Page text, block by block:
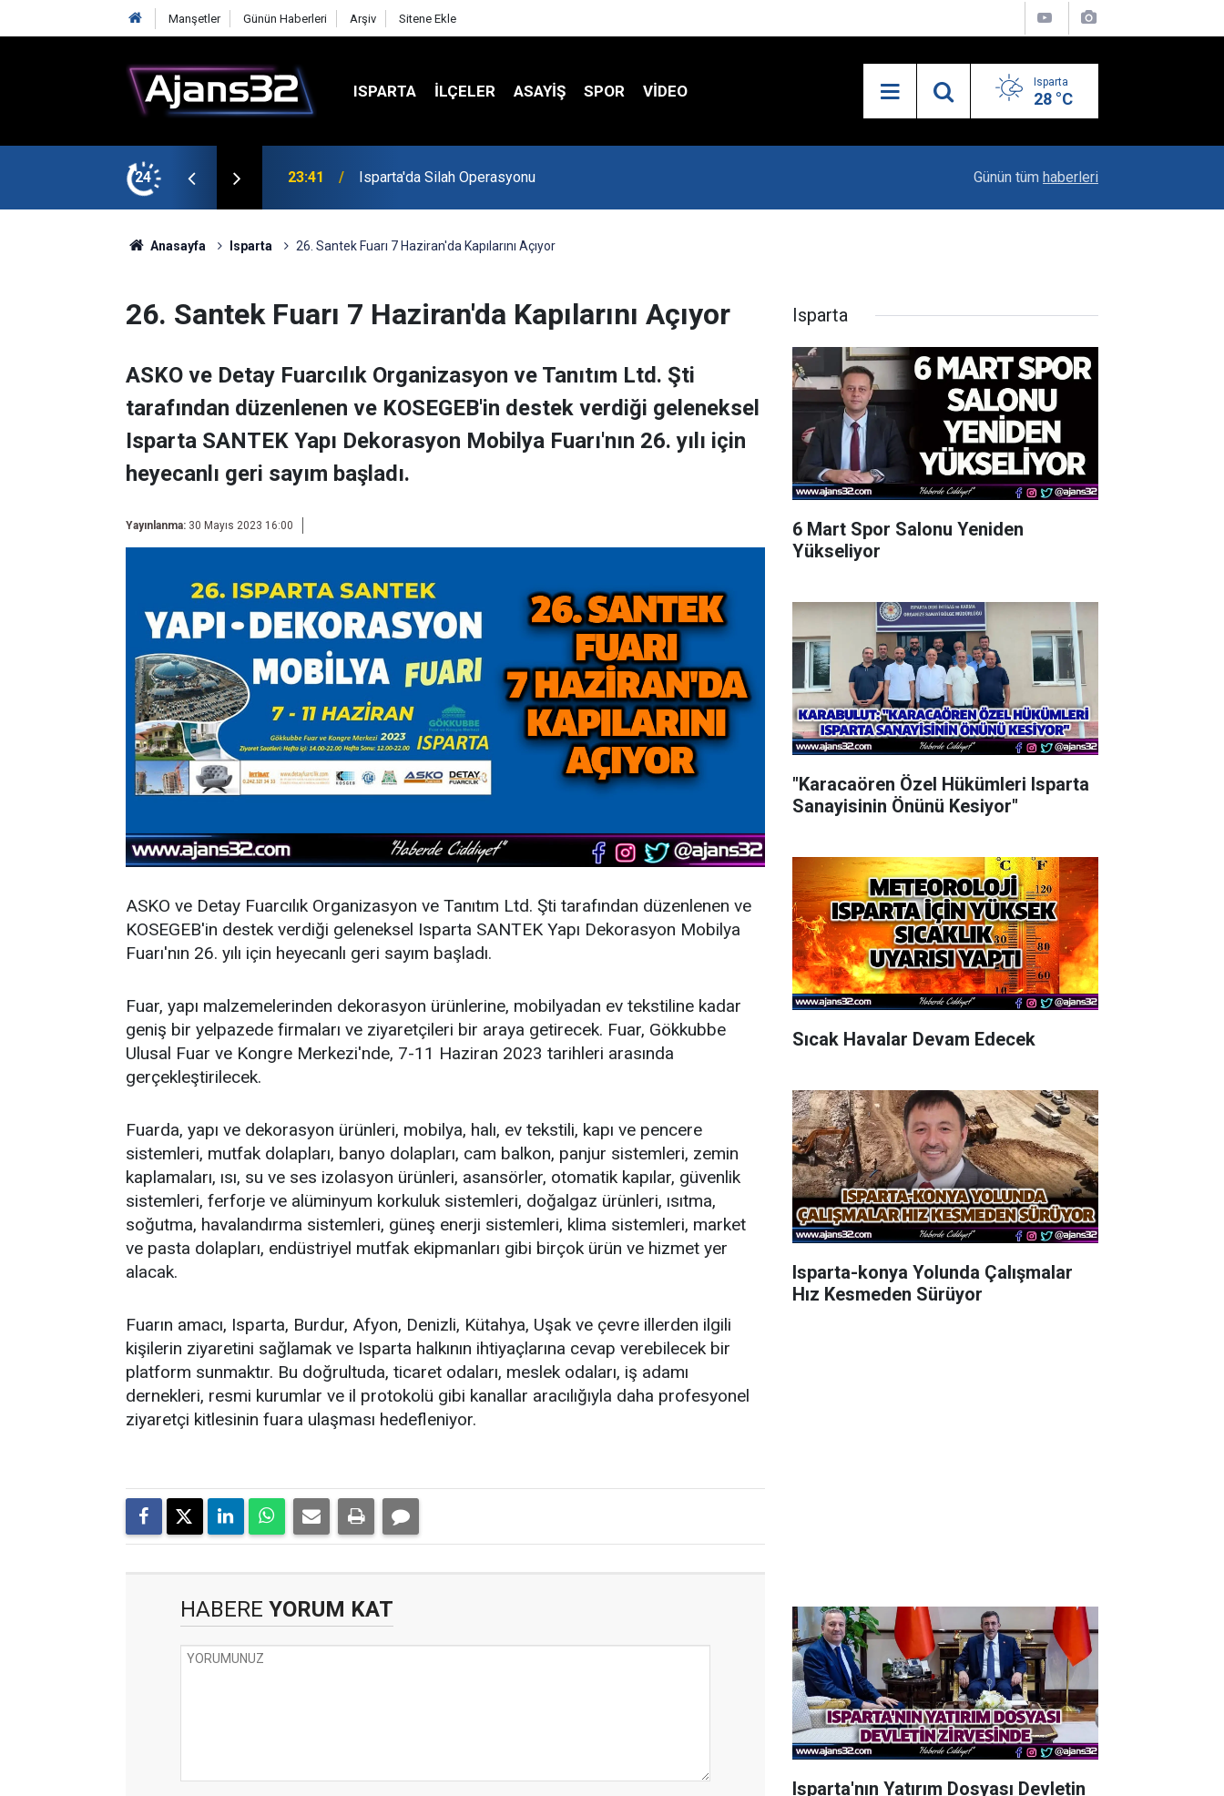
Manşetler Günün Haberleri Arşiv Sitene Ekle
ISPARTA İLÇELER ASAYİŞ SPOR VIDEO Isparta
28 °C
24 23:21 6 Mart Spor Salonu Yeniden Yükseliyor "Karacaören Özel Hükümleri Isparta
Günün tüm haberleri
Anasayfa Isparta 26. Santek Fuarı 7 Haziran'da Kapılarını Açıyor
26. Santek Fuarı 7 Haziran'da Kapılarını Açıyor
ASKO ve Detay Fuarcılık Organizasyon ve Tanıtım Ltd. Şti
tarafından düzenlenen ve KOSEGEB'in destek verdiği geleneksel
Isparta SANTEK Yapı Dekorasyon Mobilya Fuarı'nın 26. yılı için
heyecanlı geri sayım başladı.
Yayınlanma: 30 Mayıs 2023 16:00
ASKO ve Detay Fuarcılık Organizasyon ve Tanıtım Ltd. Şti tarafından düzenlenen ve
KOSEGEB'in destek verdiği geleneksel Isparta SANTEK Yapı Dekorasyon Mobilya
Fuarı'nın 26. yılı için heyecanlı geri sayım başladı.
Fuar, yapı malzemelerinden dekorasyon ürünlerine, mobilyadan ev tekstiline kadar
geniş bir yelpazede firmaları ve ziyaretçileri bir araya getirecek. Fuar, Gökkubbe
Ulusal Fuar ve Kongre Merkezi'nde, 7-11 Haziran 2023 tarihleri arasında
gerçekleştirilecek.
Fuarda, yapı ve dekorasyon ürünleri, mobilya, halı, ev tekstili, kapı ve pencere
sistemleri, mutfak dolapları, banyo dolapları, cam balkon, panjur sistemleri, zemin
kaplamaları, ısı, su ve ses izolasyon ürünleri, asansörler, otomatik kapılar, güvenlik
sistemleri, ferforje ve alüminyum korkuluk sistemleri, doğalgaz ürünleri, ısıtma,
soğutma, havalandırma sistemleri, güneş enerji sistemleri, klima sistemleri, market
ve pasta dolapları, endüstriyel mutfak ekipmanları gibi birçok ürün ve hizmet yer
alacak.
Fuarın amacı, Isparta, Burdur, Afyon, Denizli, Kütahya, Uşak ve çevre illerden ilgili
kişilerin ziyaretini sağlamak ve Isparta halkının ihtiyaçlarına cevap verebilecek bir
platform sunmaktır. Bu doğrultuda, ticaret odaları, meslek odaları, iş adamı
dernekleri, resmi kurumlar ve il protokolü gibi kanallar aracılığıyla daha profesyonel
ziyaretçi kitlesinin fuara ulaşması hedefleniyor.
HABERE YORUM KAT
Isparta
6 Mart Spor Salonu Yeniden
Yükseliyor
"Karacaören Özel Hükümleri Isparta
Sanayisinin Önünü Kesiyor"
Sıcak Havalar Devam Edecek
Isparta-konya Yolunda Çalışmalar
Hız Kesmeden Sürüyor
Isparta'nın Yatırım Dosyası Devletin